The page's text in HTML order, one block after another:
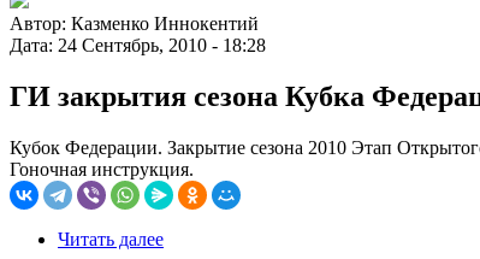
Автор: Казменко Иннокентий
Дата: 24 Сентябрь, 2010 - 18:28
ГИ закрытия сезона Кубка
Кубок Федерации. Закрытие сезона 2010 Этап
Гоночная инструкция.
Читать далее